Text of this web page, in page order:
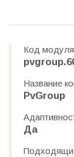
Код модуля
Название
PvGroup
Да